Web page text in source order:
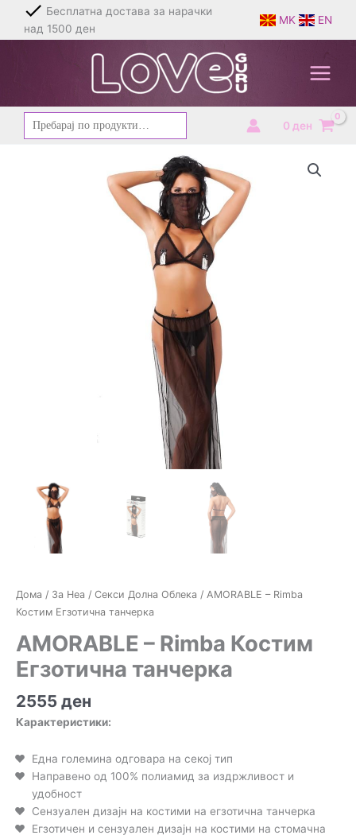
content
Бесплатна достава за нарачки
над 1500 ден
MK EN
Барај
за:
0 ден
Дома / За Неа / Секси Долна Облека / AMORABLE – Rimba
Костим Егзотична танчерка
AMORABLE – Rimba Костим
Егзотична танчерка
2555 ден
Карактеристики:
Една големина одговара на секој тип
Направено од 100% полиамид за издржливост и
удобност
Сензуален дизајн на костими на егзотична танчерка
Егзотичен и сензуален дизајн на костими на стомачна